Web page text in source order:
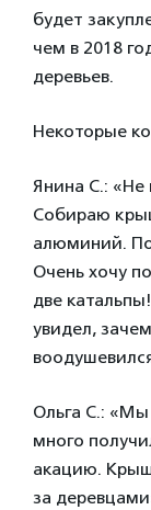
будет
чем в 2018
деревьев.
Некоторые
Янина С.: «Не
Собираю
алюминий.
Очень хочу
две
увидел,
Ольга С.:
много
акацию.
за